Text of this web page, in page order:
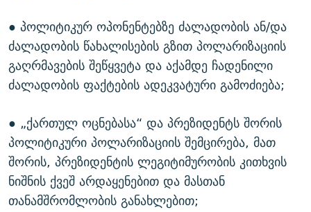
● პოლიტიკურ ოპონენტებზე ძალადობის ან/და
ძალადობის წახალისების გზით პოლარიზაციის
გაღრმავების შეწყვეტა და აქამდე ჩადენილი
ძალადობის ფაქტების ადეკვატური გამოძიება;
● „ქართულ ოცნებასა“ და პრეზიდენტს შორის
პოლიტიკური პოლარიზაციის შემცირება, მათ
შორის, პრეზიდენტის ლეგიტიმურობის კითხვის
ნიშნის ქვეშ არდაყენებით და მასთან
თანამშრომლობის განახლებით;